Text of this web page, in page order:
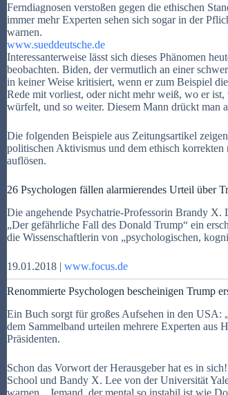
Ferndiagnosen verstoßen gegen die ethischen
immer mehr Experten sehen sich sogar in der
warnen.
www.sueddeutsche.de
Interessanterweise lässt sich dieses Phänomen
beobachten. Biden, der vermutlich an einer
in keiner Weise kritisiert, wenn er zum Beispiel
Rede mit vorliest, oder nicht mehr weiß, wo er
würfelt, und so weiter. Diesem Mann drückt man
Die folgenden Beispiele aus Zeitungsartikel
politischen Aktivismus und dem ethisch
auflösen.
26 Psychologen fällen alarmierendes Urteil über
Die angehende Psychatrie-Professorin Brandy X.
„Der gefährliche Fall des Donald Trump“ ein
die Wissenschaftlerin von „psychologischen,
19.01.2018 | www.focus.de
Renommierte Psychologen bescheinigen Trump
Ein Buch sorgt für großes Aufsehen in den USA:
dem Sammelband urteilen mehrere Experten aus
Präsidenten.
Schon das Vorwort der Herausgeber hat es in
School und Bandy X. Lee von der Universität
warnen. „Jemand, der mental so instabil ist wie